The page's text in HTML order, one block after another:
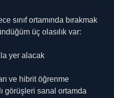
sınıf ortamında bırakmak
üç olasılık var:
yer alacak
ve hibrit öğrenme
görüşleri sanal ortamda